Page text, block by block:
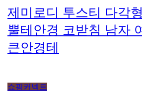
제미로디 투스티 다각
뿔테안경 코받침 남자
큰안경테
쇼핑커넥트